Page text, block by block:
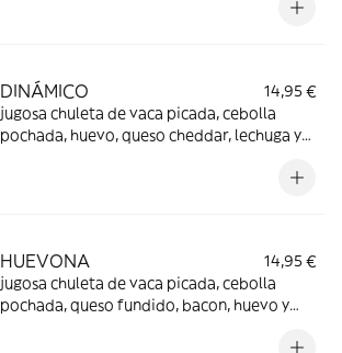
DINÁMICO
14,95 €
jugosa chuleta de vaca picada, cebolla
pochada, huevo, queso cheddar, lechuga y
HUEVONA
14,95 €
jugosa chuleta de vaca picada, cebolla
pochada, queso fundido, bacon, huevo y